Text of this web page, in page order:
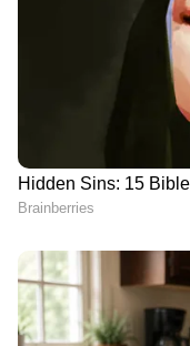
വിശകലനവും
എല്ലാം
എവിടെയും